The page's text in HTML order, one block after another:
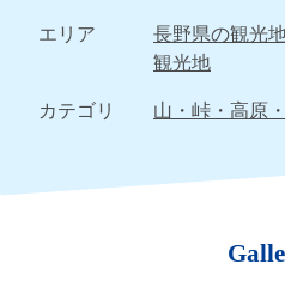
エリア
長野県の観光
観光地
カテゴリ
山・峠・高原